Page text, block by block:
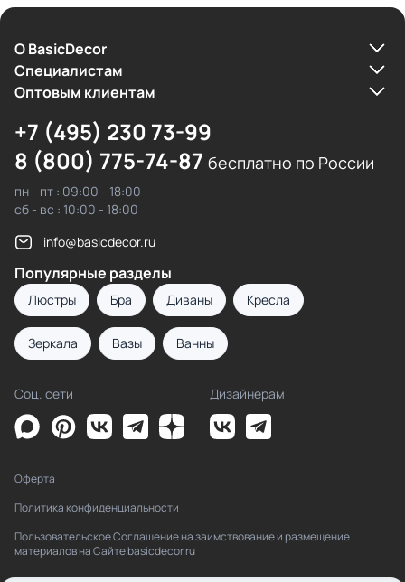
О BasicDecor
Cпециалистам
Оптовым клиентам
+7 (495) 230 73-99
8 (800) 775-74-87 бесплатно по России
пн - пт : 09:00 - 18:00
сб - вс : 10:00 - 18:00
info@basicdecor.ru
Популярные разделы
Люстры Бра Диваны Кресла
Зеркала Вазы Ванны
Соц. сети Дизайнерам
Оферта
Политика конфиденциальности
Пользовательское Соглашение на заимствование и размещение
материалов на Сайте basicdecor.ru